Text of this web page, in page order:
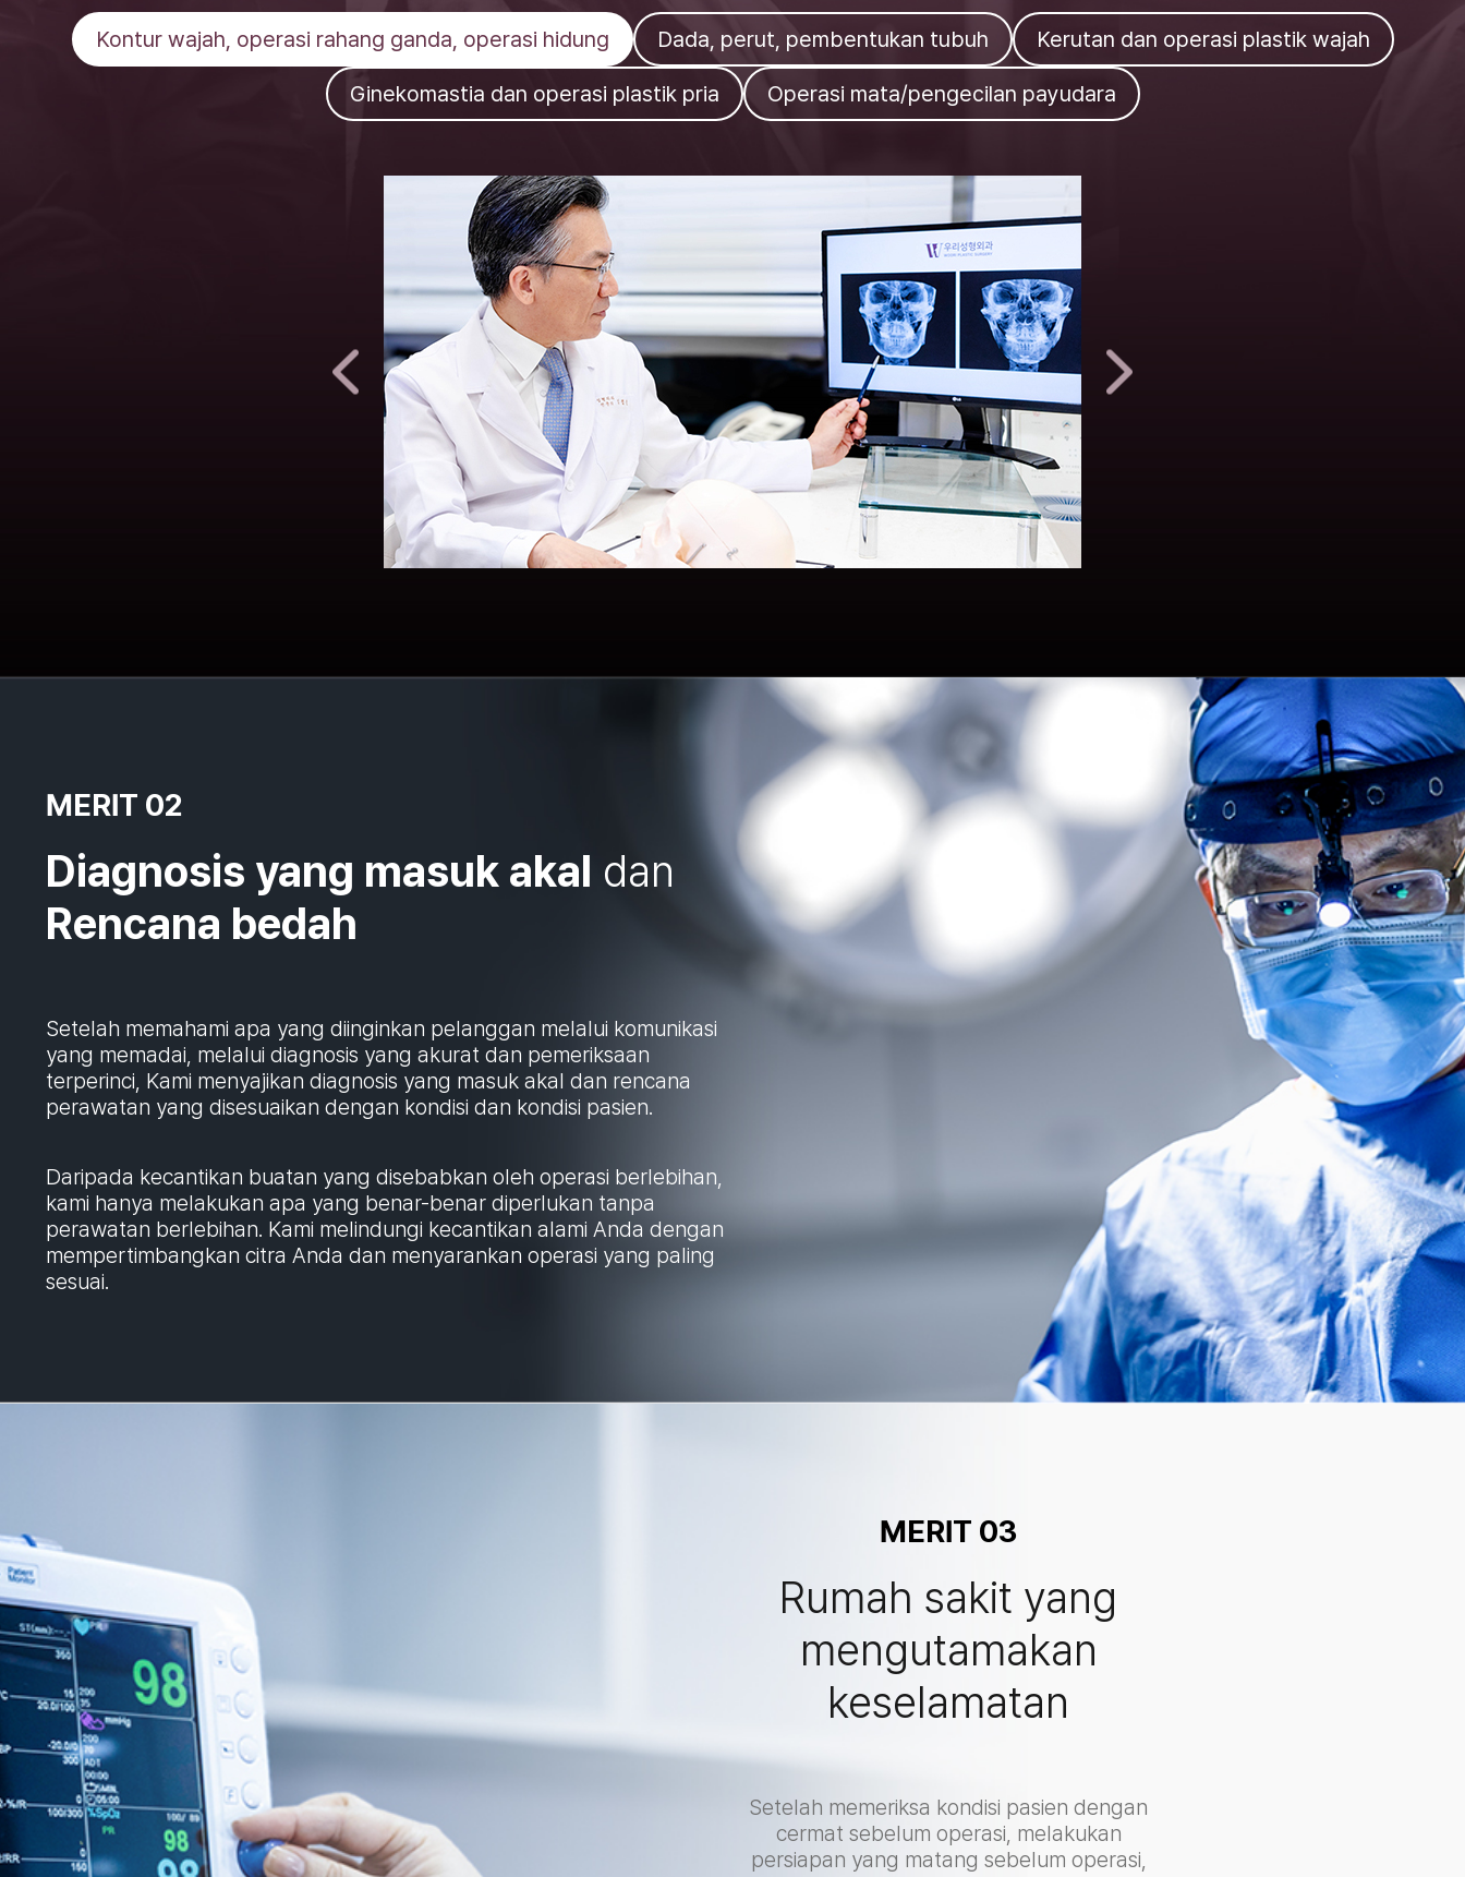
Kontur wajah, operasi rahang ganda, operasi hidung Dada, perut, pembentukan tubuh Kerutan dan operasi plastik wajah
Ginekomastia dan operasi plastik pria Operasi mata/pengecilan payudara
MERIT 02
Diagnosis yang masuk akal dan
Rencana bedah
Setelah memahami apa yang diinginkan pelanggan melalui komunikasi
yang memadai, melalui diagnosis yang akurat dan pemeriksaan
terperinci, Kami menyajikan diagnosis yang masuk akal dan rencana
perawatan yang disesuaikan dengan kondisi dan kondisi pasien.
Daripada kecantikan buatan yang disebabkan oleh operasi berlebihan,
kami hanya melakukan apa yang benar-benar diperlukan tanpa
perawatan berlebihan. Kami melindungi kecantikan alami Anda dengan
mempertimbangkan citra Anda dan menyarankan operasi yang paling
sesuai.
MERIT 03
Rumah sakit yang
mengutamakan
keselamatan
Setelah memeriksa kondisi pasien dengan
cermat sebelum operasi, melakukan
persiapan yang matang sebelum operasi,